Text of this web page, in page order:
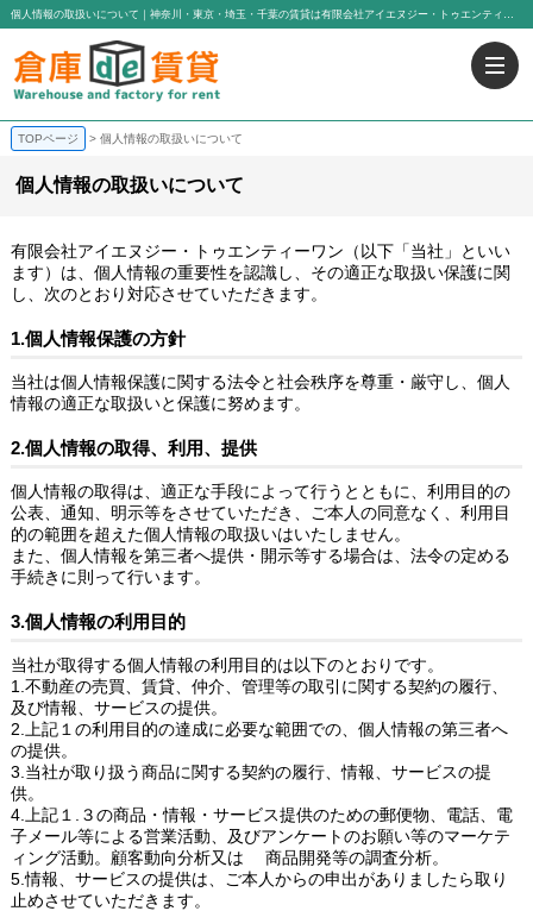
個人情報の取扱いについて｜神奈川・東京・埼玉・千葉の賃貸は有限会社アイエヌジー・トゥエンティーワン
TOPページ 個人情報の取扱いについて
個人情報の取扱いについて
有限会社アイエヌジー・トゥエンティーワン（以下「当社」といい
ます）は、個人情報の重要性を認識し、その適正な取扱い保護に関
し、次のとおり対応させていただきます。
1.個人情報保護の方針
当社は個人情報保護に関する法令と社会秩序を尊重・厳守し、個人
情報の適正な取扱いと保護に努めます。
2.個人情報の取得、利用、提供
個人情報の取得は、適正な手段によって行うとともに、利用目的の
公表、通知、明示等をさせていただき、ご本人の同意なく、利用目
的の範囲を超えた個人情報の取扱いはいたしません。
また、個人情報を第三者へ提供・開示等する場合は、法令の定める
手続きに則って行います。
3.個人情報の利用目的
当社が取得する個人情報の利用目的は以下のとおりです。
1.不動産の売買、賃貸、仲介、管理等の取引に関する契約の履行、
及び情報、サービスの提供。
2.上記１の利用目的の達成に必要な範囲での、個人情報の第三者へ
の提供。
3.当社が取り扱う商品に関する契約の履行、情報、サービスの提
供。
4.上記１.３の商品・情報・サービス提供のための郵便物、電話、電
子メール等による営業活動、及びアンケートのお願い等のマーケテ
ィング活動。顧客動向分析又は 商品開発等の調査分析。
5.情報、サービスの提供は、ご本人からの申出がありましたら取り
止めさせていただきます。